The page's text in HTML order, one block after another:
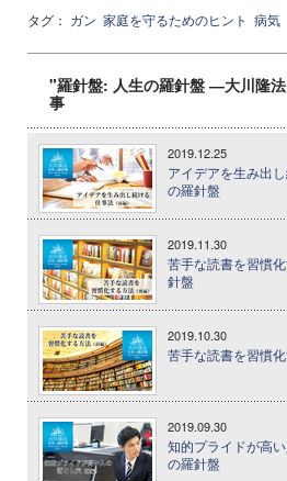
タグ： ガン 家庭を守るためのヒント 病気
"羅針盤: 人生の羅針盤 ―大川隆
事
2019.12.25
アイデアを生み出
の羅針盤
2019.11.30
苦手な読書を習慣
針盤
2019.10.30
苦手な読書を習慣
2019.09.30
知的プライドが高
の羅針盤